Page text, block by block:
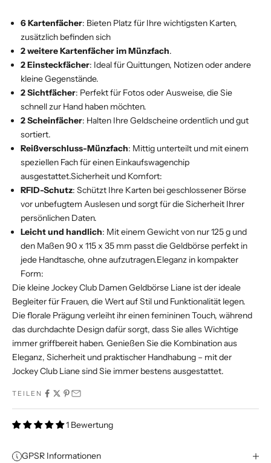
6 Kartenfächer: Bieten Platz für Ihre wichtigsten Karten,
zusätzlich befinden sich
2 weitere Kartenfächer im Münzfach.
2 Einsteckfächer: Ideal für Quittungen, Notizen oder andere
kleine Gegenstände.
2 Sichtfächer: Perfekt für Fotos oder Ausweise, die Sie
schnell zur Hand haben möchten.
2 Scheinfächer: Halten Ihre Geldscheine ordentlich und gut
sortiert.
Reißverschluss-Münzfach: Mittig unterteilt und mit einem
speziellen Fach für einen Einkaufswagenchip
ausgestattet.Sicherheit und Komfort:
RFID-Schutz: Schützt Ihre Karten bei geschlossener Börse
vor unbefugtem Auslesen und sorgt für die Sicherheit Ihrer
persönlichen Daten.
Leicht und handlich: Mit einem Gewicht von nur 125 g und
den Maßen 90 x 115 x 35 mm passt die Geldbörse perfekt in
jede Handtasche, ohne aufzutragen.Eleganz in kompakter
Form:
Die kleine Jockey Club Damen Geldbörse Liane ist der ideale
Begleiter für Frauen, die Wert auf Stil und Funktionalität legen.
Die florale Prägung verleiht ihr einen femininen Touch, während
das durchdachte Design dafür sorgt, dass Sie alles Wichtige
immer griffbereit haben. Genießen Sie die Kombination aus
Eleganz, Sicherheit und praktischer Handhabung – mit der
Jockey Club Liane sind Sie immer bestens ausgestattet.
TEILEN
1 Bewertung
GPSR Informationen